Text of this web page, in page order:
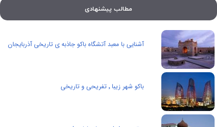
مطالب پیشنهادی
آشنایی با معبد آتشگاه باکو جاذبه ی تاریخی آذربایجان
باکو شهر زیبا‍‍‍ ٬ تفریحی و تاریخی